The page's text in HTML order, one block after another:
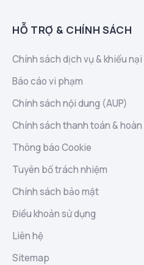
HỖ TRỢ & CHÍNH SÁCH
Chính sách dịch vụ & khiếu nại
Báo cáo vi phạm
Chính sách nội dung (AUP)
Chính sách thanh toán &
Thông báo Cookie
Tuyên bố trách nhiệm
Chính sách bảo mật
Điều khoản sử dụng
Liên hệ
Sitemap